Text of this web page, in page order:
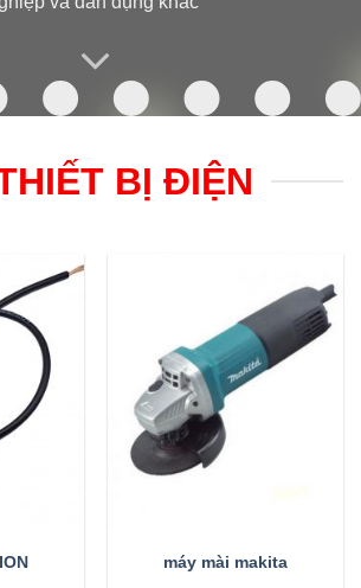
BỊ ĐIỆN
máy mài makita